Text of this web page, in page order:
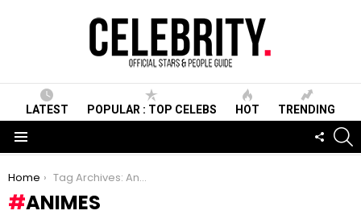
LATEST POPULAR : TOP CELEBS HOT TRENDING
You are here:
Home Tag Archives: Animes
ANIMES